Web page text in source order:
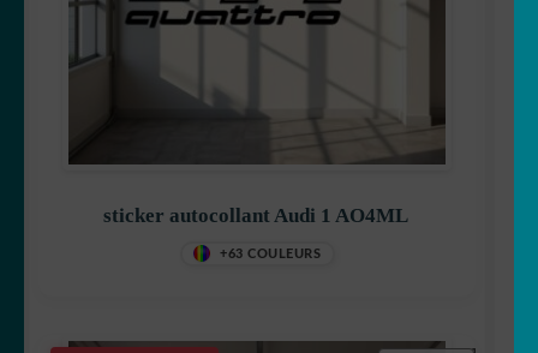
sticker autocollant Audi 1 AO4ML
+63 COULEURS